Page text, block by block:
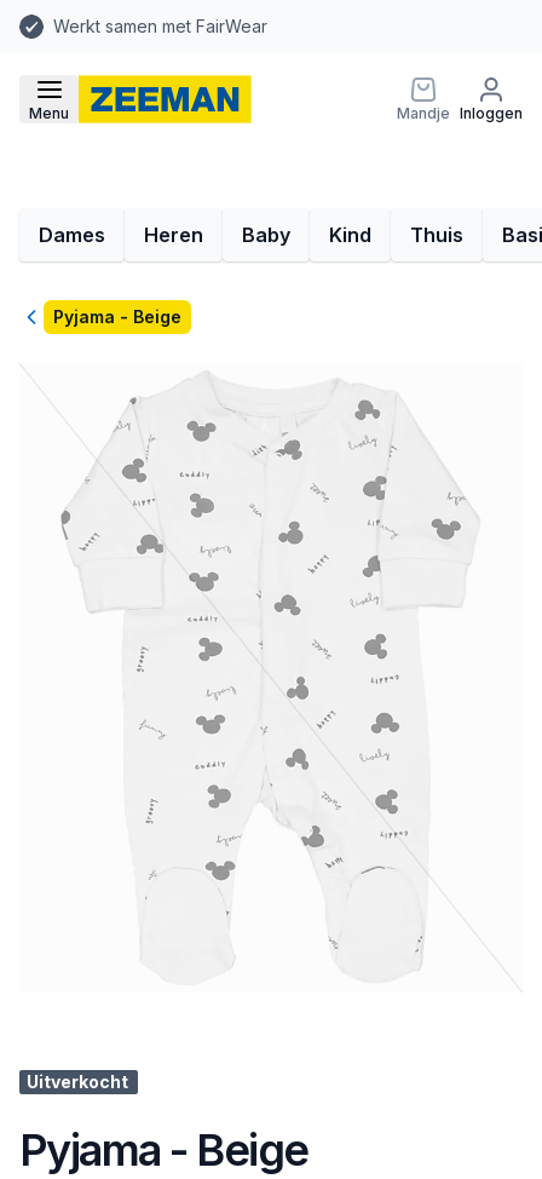
Werkt samen met FairWear
Menu Mandje Inloggen
Dames Heren Baby Kind Thuis
TerugPyjama - Beige
Uitverkocht
Pyjama - Beige